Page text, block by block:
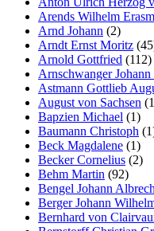
Arends Wilhelm
Arnd Johann (2)
Arndt Ernst Moritz
Arnold Gottfried (112)
Arnschwanger
Astmann Gottlieb
August von Sachsen
Bapzien Michael (1)
Baumann Christoph
Beck Magdalene (1)
Becker Cornelius (2)
Behm Martin (92)
Bengel Johann
Berger Johann
Bernhard von